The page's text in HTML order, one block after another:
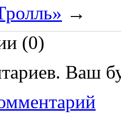
→
(0)
Ваш